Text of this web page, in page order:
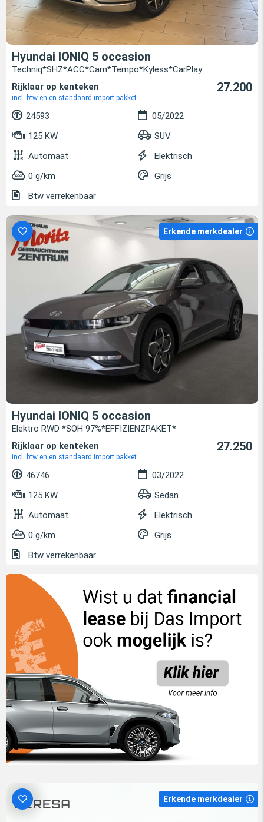
Hyundai IONIQ 5 occasion
Techniq*SHZ*ACC*Cam*Tempo*Kyless*CarPlay
Rijklaar op kenteken
incl. btw en en standaard import pakket
27.200
24593
05/2022
125 KW
SUV
Automaat
Elektrisch
0 g/km
Grijs
Btw verrekenbaar
Erkende merkdealer
Hyundai IONIQ 5 occasion
Elektro RWD *SOH 97%*EFFIZIENZPAKET*
Rijklaar op kenteken
incl. btw en en standaard import pakket
27.250
46746
03/2022
125 KW
Sedan
Automaat
Elektrisch
0 g/km
Grijs
Btw verrekenbaar
Erkende merkdealer